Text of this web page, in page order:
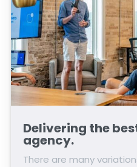
Delivering the
agency.
There are many